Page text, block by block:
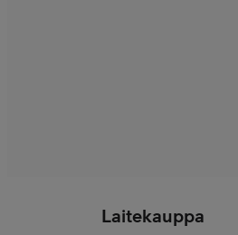
Laitekauppa